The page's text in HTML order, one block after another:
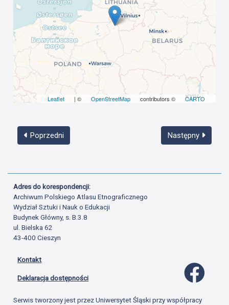
Leaflet | © OpenStreetMap contributors © CARTO
Poprzedni Następny
Adres do korespondencji:
Archiwum Polskiego Atlasu Etnograficznego
Wydział Sztuki i Nauk o Edukacji
Budynek Główny, s. B.3.8
ul. Bielska 62
43-400 Cieszyn
Kontakt
Deklaracja dostępności
Serwis tworzony jest przez Uniwersytet Śląski przy współpracy